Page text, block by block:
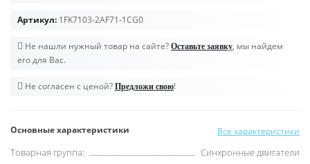
Артикул: 1FK7103-2AF71-1CG0
Не нашли нужный товар на сайте? Оставьте заявку, мы найдем
его для Вас.
Не согласен с ценой? Предложи свою!
Основные характеристики Все характеристики
Товарная группа: Синхронные двигатели